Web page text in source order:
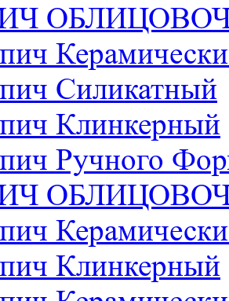
Силикатный
Клинкерный
Ручного
Клинкерный